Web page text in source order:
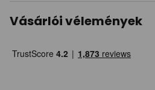
Vásárlói vélemények